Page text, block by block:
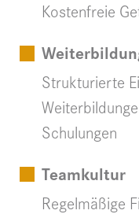
Kostenfreie
Strukturierte
Schulungen
Teamkultur
Regelmäßige